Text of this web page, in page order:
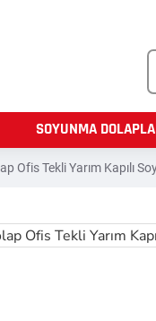
SOYUNMA
Ofis Tekli Yarım Kapılı